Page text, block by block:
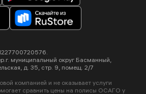
муниципальный округ Басманный,
д. 35, стр. 9, помещ. 2/7
компанией и не оказывает услуги
сравнить цены на полисы ОСАГО у